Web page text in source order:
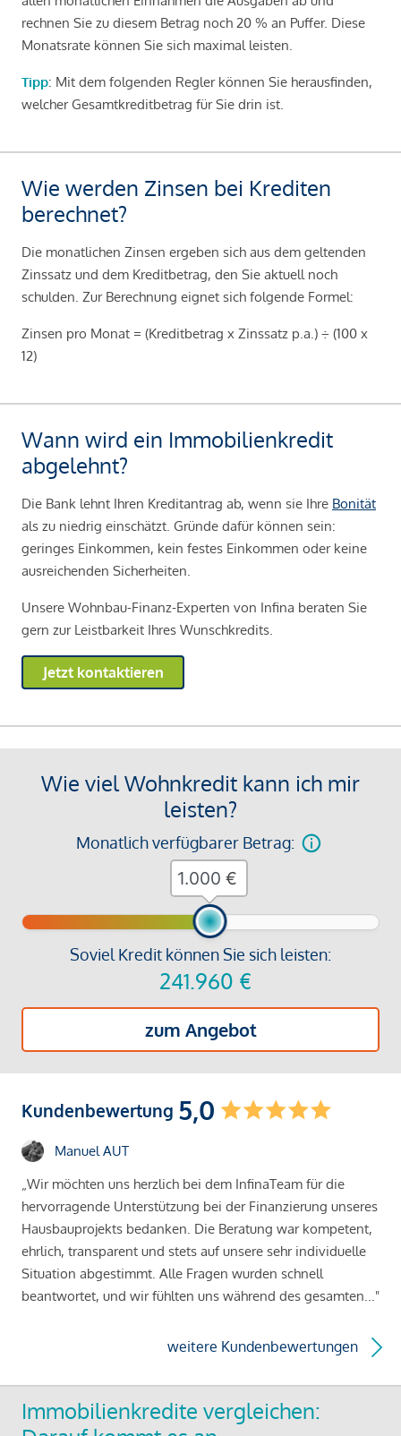
rechnen Sie zu diesem Betrag noch 20 % an Puffer. Diese
Monatsrate können Sie sich maximal leisten.
Tipp: Mit dem folgenden Regler können Sie herausfinden,
welcher Gesamtkreditbetrag für Sie drin ist.
Wie werden Zinsen bei Krediten
berechnet?
Die monatlichen Zinsen ergeben sich aus dem geltenden
Zinssatz und dem Kreditbetrag, den Sie aktuell noch
schulden. Zur Berechnung eignet sich folgende Formel:
Zinsen pro Monat = (Kreditbetrag x Zinssatz p.a.) ÷ (100 x
12)
Wann wird ein Immobilienkredit
abgelehnt?
Die Bank lehnt Ihren Kreditantrag ab, wenn sie Ihre Bonität
als zu niedrig einschätzt. Gründe dafür können sein:
geringes Einkommen, kein festes Einkommen oder keine
ausreichenden Sicherheiten.
Unsere Wohnbau-Finanz-Experten von Infina beraten Sie
gern zur Leistbarkeit Ihres Wunschkredits.
Jetzt kontaktieren
Wie viel Wohnkredit kann ich mir
leisten?
Monatlich verfügbarer Betrag:
Soviel Kredit können Sie sich leisten:
241.960 €
zum Angebot
€
Kundenbewertung 5,0
Manuel AUT
„Wir möchten uns herzlich bei dem InfinaTeam für die
hervorragende Unterstützung bei der Finanzierung unseres
Hausbauprojekts bedanken. Die Beratung war kompetent,
ehrlich, transparent und stets auf unsere sehr individuelle
Situation abgestimmt. Alle Fragen wurden schnell
beantwortet, und wir fühlten uns während des gesamten..."
weitere Kundenbewertungen
Immobilienkredite vergleichen: